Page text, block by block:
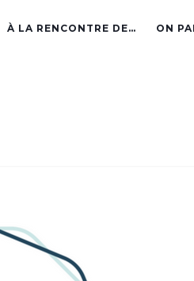
À LA RENCONTRE DE… ON